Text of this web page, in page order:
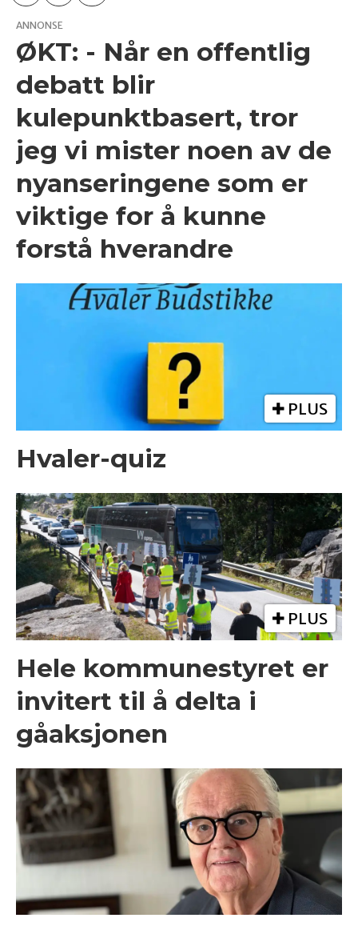
ANNONSE
ØKT: - Når en offentlig
debatt blir
kulepunktbasert, tror
jeg vi mister noen av de
nyanseringene som er
viktige for å kunne
forstå hverandre
PLUS
Hvaler-quiz
PLUS
Hele kommunestyret er
invitert til å delta i
gåaksjonen